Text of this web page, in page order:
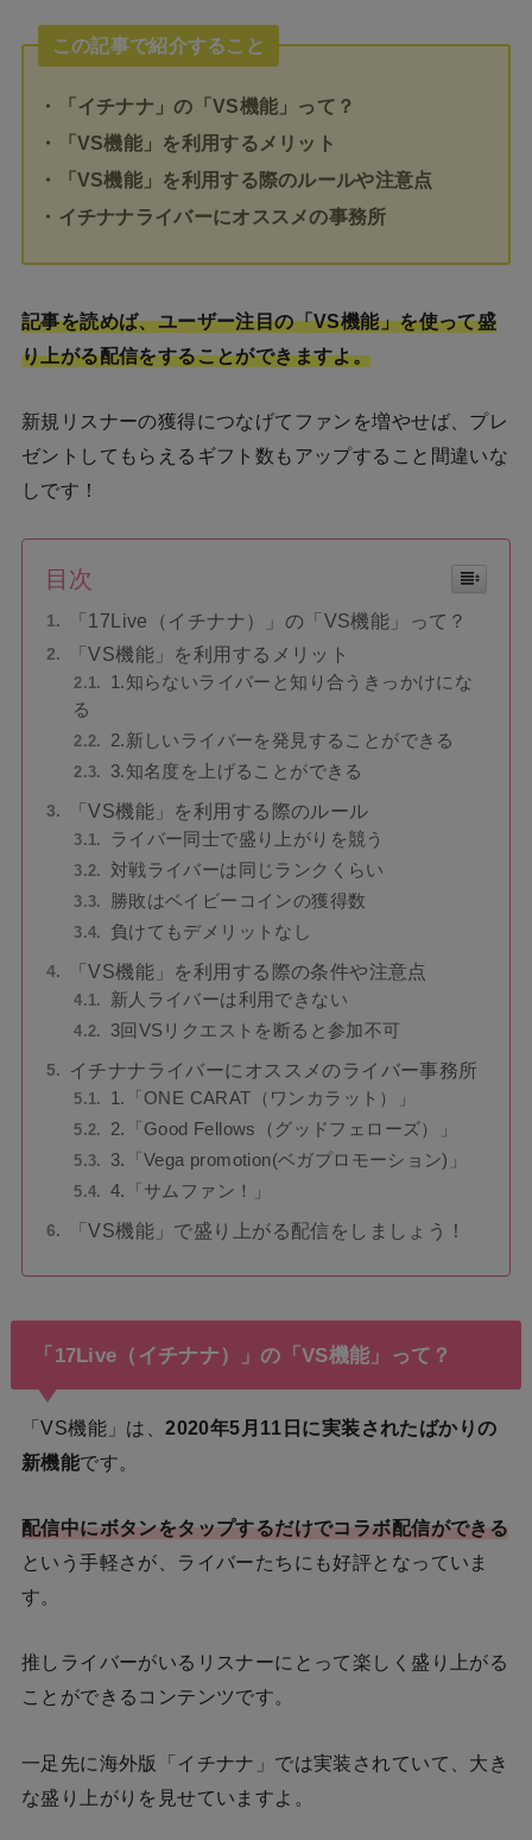
この記事で紹介すること
・「イチナナ」の「VS機能」って？
・「VS機能」を利用するメリット
・「VS機能」を利用する際のルールや注意点
・イチナナライバーにオススメの事務所
記事を読めば、ユーザー注目の「VS機能」を使って盛
り上がる配信をすることができますよ。
新規リスナーの獲得につなげてファンを増やせば、プレ
ゼントしてもらえるギフト数もアップすること間違いな
しです！
目次
「17Live（イチナナ）」の「VS機能」って？
「VS機能」を利用するメリット
1.知らないライバーと知り合うきっかけにな
る
2.新しいライバーを発見することができる
3.知名度を上げることができる
「VS機能」を利用する際のルール
ライバー同士で盛り上がりを競う
対戦ライバーは同じランクくらい
勝敗はベイビーコインの獲得数
負けてもデメリットなし
「VS機能」を利用する際の条件や注意点
新人ライバーは利用できない
3回VSリクエストを断ると参加不可
イチナナライバーにオススメのライバー事務所
1.「ONE CARAT（ワンカラット）」
2.「Good Fellows（グッドフェローズ）」
3.「Vega promotion(ベガプロモーション)」
4.「サムファン！」
「VS機能」で盛り上がる配信をしましょう！
「17Live（イチナナ）」の「VS機能」って？
「VS機能」は、 2020年5月11日に実装されたばかりの
新機能です。
配信中にボタンをタップするだけでコラボ配信ができる
という手軽さが、ライバーたちにも好評となっていま
す。
推しライバーがいるリスナーにとって楽しく盛り上がる
ことができるコンテンツです。
一足先に海外版「イチナナ」では実装されていて、大き
な盛り上がりを見せていますよ。